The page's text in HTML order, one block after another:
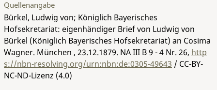
Quellenangabe
Bürkel, Ludwig von; Königlich Bayerisches
Hofsekretariat: eigenhändiger Brief von Ludwig von
Bürkel (Königlich Bayerisches Hofsekretariat) an Cosima
Wagner. München , 23.12.1879. NA III B 9 - 4 Nr. 26, http
s://nbn-resolving.org/urn:nbn:de:0305-49643 / CC-BY-
NC-ND-Lizenz (4.0)